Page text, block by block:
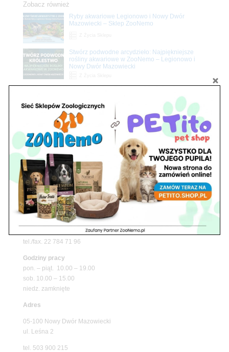
Zobacz również
Ryby akwariowe Legionowo i Nowy Dwór
Mazowiecki – Sklep ZooNemo
Stwórz podwodne arcydzieło: Najpiękniejsze
rośliny akwariowe w ZooNemo – Legionowo i
Nowy Dwór Mazowiecki
Promocje
Z Życia Sklepu
Petito Pet Shop – Internetowy Sklep Zoologiczny
Online! Wszystko Dla Twojego Pupila | ZooNemo
Znajdź nas
Adres
05-120 Legionowo
ul. Piłsudskiego 31,
pawilon 134
tel./fax. 22 784 71 96
Godziny pracy
pon. – piąt. 10.00 – 19.00
sob. 10.00 – 15.00
niedz. zamknięte
Adres
05-100 Nowy Dwór Mazowiecki
ul. Leśna 2
tel. 503 900 215